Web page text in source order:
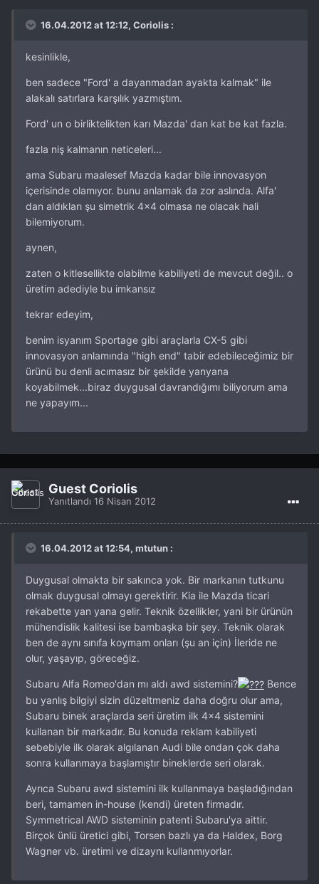
16.04.2012 at 12:12, Coriolis :
kesinlikle,
ben sadece "Ford' a dayanmadan ayakta kalmak" ile
alakalı satırlara karşılık yazmıştım.
Ford' un o birliktelikten karı Mazda' dan kat be kat fazla.
fazla niş kalmanın neticeleri...
ama Subaru maalesef Mazda kadar bile innovasyon
içerisinde olamıyor. bunu anlamak da zor aslında. Alfa'
dan aldıkları şu simetrik 4x4 olmasa ne olacak hali
bilemiyorum.
aynen,
zaten o kitlesellikte olabilme kabiliyeti de mevcut değil.. o
üretim adediyle bu imkansız
tekrar edeyim,
benim isyanım Sportage gibi araçlarla CX-5 gibi
innovasyon anlamında "high end" tabir edebileceğimiz bir
ürünü bu denli acımasız bir şekilde yanyana
koyabilmek...biraz duygusal davrandığımı biliyorum ama
ne yapayım...
Guest Coriolis
Yanıtlandı 16 Nisan 2012
16.04.2012 at 12:54, mtutun :
Duygusal olmakta bir sakınca yok. Bir markanın tutkunu
olmak duygusal olmayı gerektirir. Kia ile Mazda ticari
rekabette yan yana gelir. Teknik özellikler, yani bir ürünün
mühendislik kalitesi ise bambaşka bir şey. Teknik olarak
ben de aynı sınıfa koymam onları (şu an için) İleride ne
olur, yaşayıp, göreceğiz.
Subaru Alfa Romeo'dan mı aldı awd sistemini?
Bence
bu yanlış bilgiyi sizin düzeltmeniz daha doğru olur ama,
Subaru binek araçlarda seri üretim ilk 4x4 sistemini
kullanan bir markadır. Bu konuda reklam kabiliyeti
sebebiyle ilk olarak algılanan Audi bile ondan çok daha
sonra kullanmaya başlamıştır bineklerde seri olarak.
Ayrıca Subaru awd sistemini ilk kullanmaya başladığından
beri, tamamen in-house (kendi) üreten firmadır.
Symmetrical AWD sisteminin patenti Subaru'ya aittir.
Birçok ünlü üretici gibi, Torsen bazlı ya da Haldex, Borg
Wagner vb. üretimi ve dizaynı kullanmıyorlar.